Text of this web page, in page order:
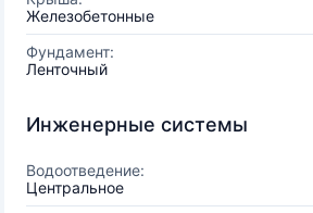
Железобетонные
Фундамент:
Ленточный
Инженерные системы
Водоотведение:
Центральное